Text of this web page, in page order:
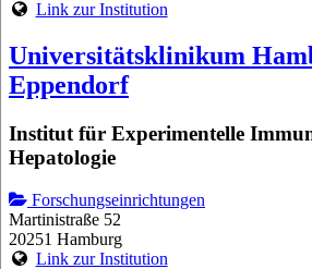
Link zur Institution
Universitätsklinikum
Eppendorf
Institut für Experimentelle
Hepatologie
Forschungseinrichtungen
Martinistraße 52
20251 Hamburg
Link zur Institution